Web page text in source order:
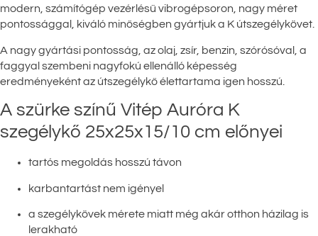
modern, számítógép vezérlésű vibrogépsoron, nagy méret
pontossággal, kiváló minőségben gyártjuk a K útszegélykövet.
A nagy gyártási pontosság, az olaj, zsír, benzin, szórósóval, a
faggyal szembeni nagyfokú ellenálló képesség
eredményeként az útszegélykő élettartama igen hosszú.
A szürke színű Vitép Auróra K
szegélykő 25x25x15/10 cm előnyei
tartós megoldás hosszú távon
karbantartást nem igényel
a szegélykövek mérete miatt még akár otthon házilag is
lerakható